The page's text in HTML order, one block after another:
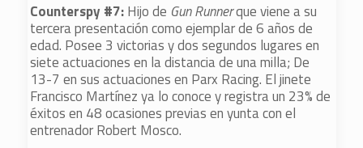
Counterspy #7:Hijo de Gun Runnerque viene a su
tercera presentación como ejemplar de 6 años de
edad. Posee 3 victorias y dos segundos lugares en
siete actuaciones en la distancia de una milla; De
13-7 en sus actuaciones en Parx Racing. El jinete
Francisco Martínez ya lo conoce y registra un 23% de
éxitos en 48 ocasiones previas en yunta con el
entrenador Robert Mosco.